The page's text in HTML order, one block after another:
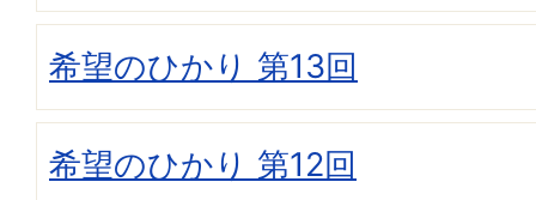
希望のひかり 第13回
希望のひかり 第12回